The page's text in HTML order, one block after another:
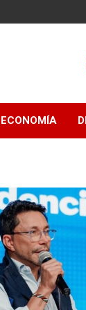
ECONOMÍA